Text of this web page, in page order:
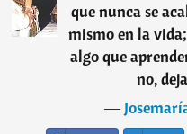
que nunca se
mismo en la
algo que
no,
―